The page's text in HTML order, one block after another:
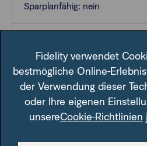
Sparplanfähig: nein
Fidelity verwendet
bestmögliche Online-
der Verwendung dieser
oder Ihre eigenen
unsereCookie-Richtlinien